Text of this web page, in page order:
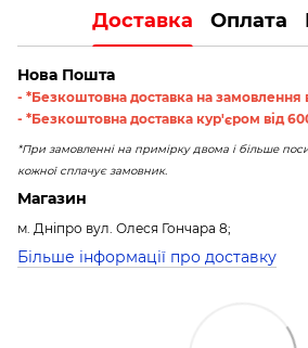
Доставка Оплата
Нова Пошта
- *Безкоштовна доставка на замовлення
- *Безкоштовна доставка кур'єром від
*При замовленні на примірку двома і більше
кожної сплачує замовник.
Магазин
м. Дніпро вул. Олеся Гончара 8;
Більше інформації про доставку